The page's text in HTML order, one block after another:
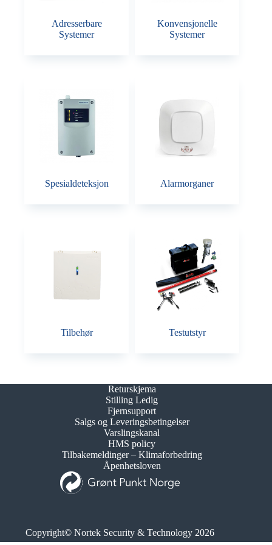
Adresserbare
Systemer
Konvensjonelle
Systemer
Spesialdeteksjon Alarmorganer
Tilbehør Testutstyr
Returskjema
Stilling Ledig
Fjernsupport
Salgs og Leveringsbetingelser
Varslingskanal
HMS policy
Tilbakemeldinger – Klimaforbedring
Åpenhetsloven
Copyright© Nortek Security & Technology 2026